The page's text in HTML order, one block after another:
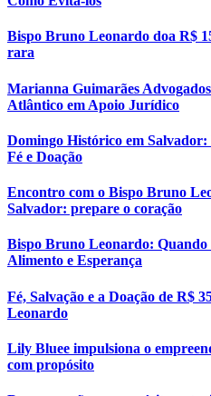
Bispo Bruno Leonardo doa R$
rara
Marianna Guimarães
Atlântico em Apoio Jurídico
Domingo Histórico em
Fé e Doação
Encontro com o Bispo Bruno
Salvador: prepare o coração
Bispo Bruno Leonardo: Quando
Alimento e Esperança
Fé, Salvação e a Doação de R$
Leonardo
Lily Bluee impulsiona o
com propósito